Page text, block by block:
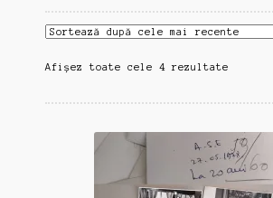
Afișez toate cele 4 rezultateSortat
cele
recente